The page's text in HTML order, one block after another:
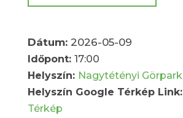
Dátum: 2026-05-09
Időpont: 17:00
Helyszín: Nagytétényi Görpark
Helyszín Google Térkép Link:
Térkép